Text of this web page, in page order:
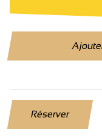
Réserver